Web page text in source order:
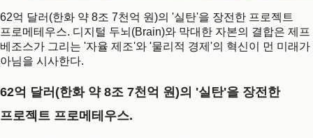
62억 달러(한화 약 8조 7천억 원)의 '실탄'을 장전한 프로젝트
프로메테우스. 디지털 두뇌(Brain)와 막대한 자본의 결합은 제프
베조스가 그리는 '자율 제조'와 '물리적 경제'의 혁신이 먼 미래가
아님을 시사한다.
62억 달러(한화 약 8조 7천억 원)의 '실탄'을 장전한
프로젝트 프로메테우스.